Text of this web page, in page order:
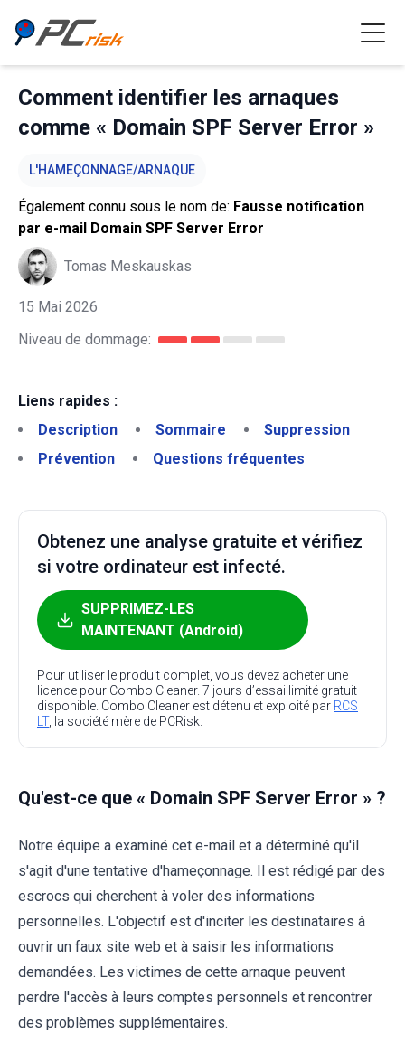
Comment identifier les arnaques
comme « Domain SPF Server Error »
L'HAMEÇONNAGE/ARNAQUE
Également connu sous le nom de: Fausse notification
par e-mail Domain SPF Server Error
Tomas Meskauskas
15 Mai 2026
Niveau de dommage:
Liens rapides :
Description
Sommaire
Suppression
Prévention
Questions fréquentes
Obtenez une analyse gratuite et vérifiez
si votre ordinateur est infecté.
SUPPRIMEZ-LES
MAINTENANT (Android)
Pour utiliser le produit complet, vous devez acheter une
licence pour Combo Cleaner. 7 jours d’essai limité gratuit
disponible. Combo Cleaner est détenu et exploité par RCS
LT, la société mère de PCRisk.
Qu'est-ce que « Domain SPF Server Error » ?
Notre équipe a examiné cet e-mail et a déterminé qu'il
s'agit d'une tentative d'hameçonnage. Il est rédigé par des
escrocs qui cherchent à voler des informations
personnelles. L'objectif est d'inciter les destinataires à
ouvrir un faux site web et à saisir les informations
demandées. Les victimes de cette arnaque peuvent
perdre l'accès à leurs comptes personnels et rencontrer
des problèmes supplémentaires.